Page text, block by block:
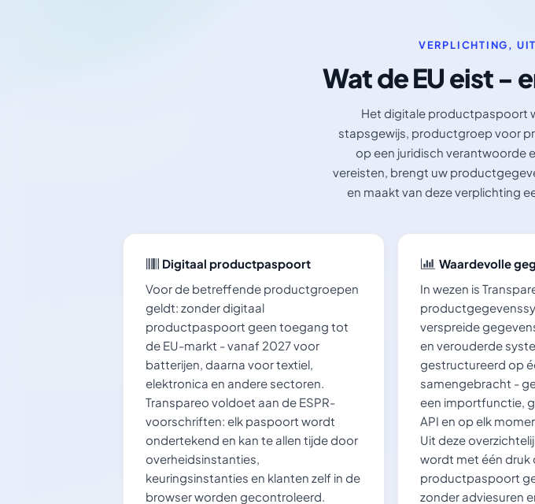
VERPLICHTING,
Wat de EU eist -
Het digitale productpaspoort
stapsgewijs, productgroep voor
op een juridisch verantwoorde
vereisten, brengt uw
en maakt van deze verplichting
Digitaal productpaspoort
Voor de betreffende productgroepen
geldt: zonder digitaal
productpaspoort geen toegang tot
de EU-markt - vanaf 2027 voor
batterijen, daarna voor textiel,
elektronica en andere sectoren.
Transpareo voldoet aan de ESPR-
voorschriften: elk paspoort wordt
ondertekend en kan te allen tijde door
overheidsinstanties,
keuringsinstanties en klanten zelf in de
browser worden gecontroleerd.
Waardevolle
In wezen is
verspreide
en verouderde
gestructureerd op
samengebracht -
een importfunctie,
API en op elk
Uit deze
wordt met één druk
productpaspoort
zonder adviesuren